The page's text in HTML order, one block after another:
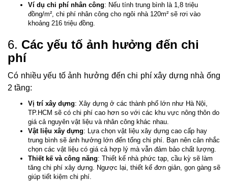
Ví dụ chi phí nhân công: Nếu tính trung bình là 1,8 triệu
đồng/m², chi phí nhân công cho ngôi nhà 120m² sẽ rơi vào
khoảng 216 triệu đồng.
6. Các yếu tố ảnh hưởng đến chi
phí
Có nhiều yếu tố ảnh hưởng đến chi phí xây dựng nhà ống
2 tầng:
Vị trí xây dựng: Xây dựng ở các thành phố lớn như Hà Nội,
TP.HCM sẽ có chi phí cao hơn so với các khu vực nông thôn do
giá cả nguyên vật liệu và nhân công khác nhau.
Vật liệu xây dựng: Lựa chọn vật liệu xây dựng cao cấp hay
trung bình sẽ ảnh hưởng lớn đến tổng chi phí. Bạn nên cân nhắc
chọn các vật liệu có giá cả hợp lý mà vẫn đảm bảo chất lượng.
Thiết kế và công năng: Thiết kế nhà phức tạp, cầu kỳ sẽ làm
tăng chi phí xây dựng. Ngược lại, thiết kế đơn giản, gọn gàng sẽ
giúp tiết kiệm chi phí.